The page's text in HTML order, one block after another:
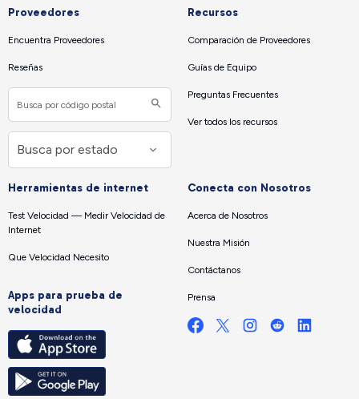
Proveedores
Encuentra Proveedores
Reseñas
Recursos
Comparación de Proveedores
Guías de Equipo
Preguntas Frecuentes
Ver todos los recursos
Herramientas de internet
Test Velocidad — Medir Velocidad de
Internet
Que Velocidad Necesito
Apps para prueba de
velocidad
Conecta con Nosotros
Acerca de Nosotros
Nuestra Misión
Contáctanos
Prensa